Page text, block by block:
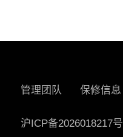
管理团队 保修信息
沪ICP备2026018217号